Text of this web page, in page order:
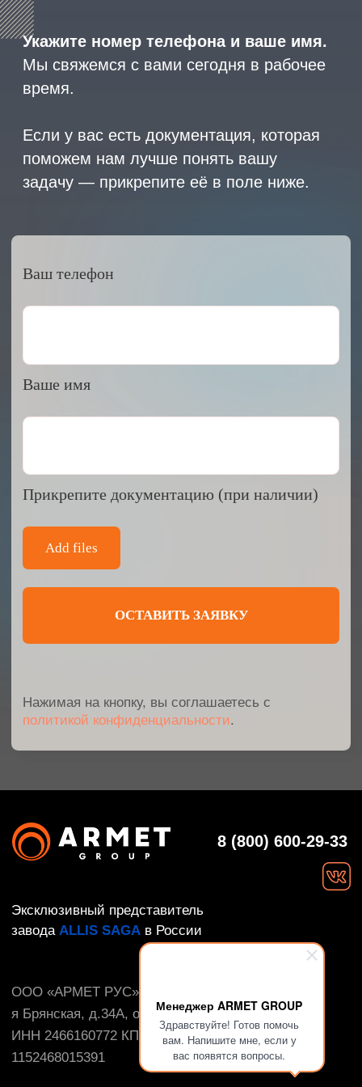
Менеджер ARMET GROUP
Здравствуйте! Готов помочь
вам. Напишите мне, если у
вас появятся вопросы.